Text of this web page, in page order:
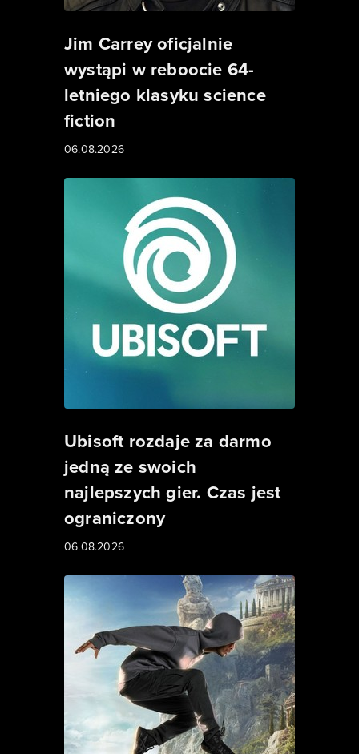
Jim Carrey oficjalnie
wystąpi w reboocie 64-
letniego klasyku science
fiction
06.08.2026
Ubisoft rozdaje za darmo
jedną ze swoich
najlepszych gier. Czas jest
ograniczony
06.08.2026